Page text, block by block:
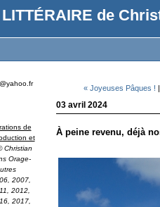
de
de
et
Christian
Orage-
2007,
2012,
2017,
« Joyeuses Pâques !
03 avril 2024
À peine revenu, déjà